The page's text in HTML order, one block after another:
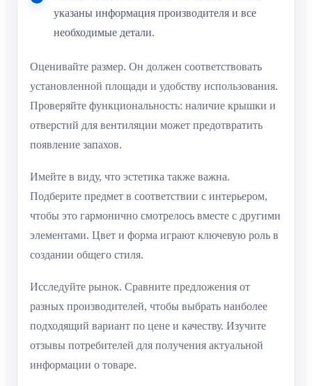
указаны информация производителя и все
необходимые детали.
Оценивайте размер. Он должен соответствовать
установленной площади и удобству использования.
Проверяйте функциональность: наличие крышки и
отверстий для вентиляции может предотвратить
появление запахов.
Имейте в виду, что эстетика также важна.
Подберите предмет в соответствии с интерьером,
чтобы это гармонично смотрелось вместе с другими
элементами. Цвет и форма играют ключевую роль в
создании общего стиля.
Исследуйте рынок. Сравните предложения от
разных производителей, чтобы выбрать наиболее
подходящий вариант по цене и качеству. Изучите
отзывы потребителей для получения актуальной
информации о товаре.